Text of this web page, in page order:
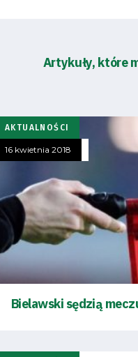
Artykuły, które
AKTUALNOŚCI
16 kwietnia 2018
Bielawski sędzią